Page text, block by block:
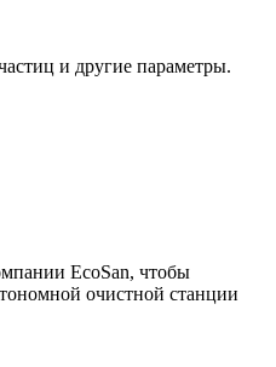
и другие параметры.
EcoSan, чтобы
очистной станции